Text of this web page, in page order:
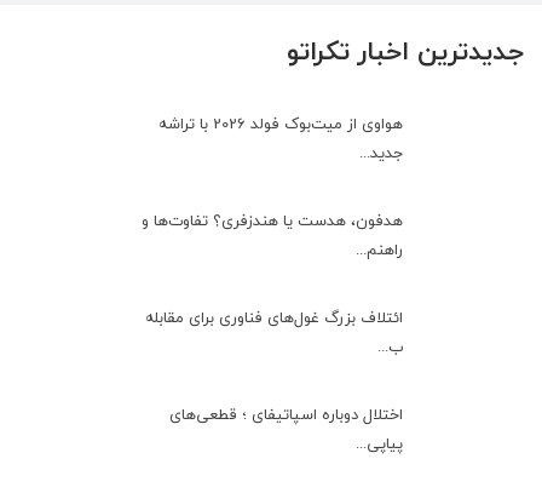
جدیدترین اخبار تکراتو
هواوی از میت‌بوک فولد 2026 با تراشه
جدید...
هدفون، هدست یا هندزفری؟ تفاوت‌ها و
راهنم...
ائتلاف بزرگ غول‌های فناوری برای مقابله
ب...
اختلال دوباره اسپاتیفای ؛ قطعی‌های
پیاپی...